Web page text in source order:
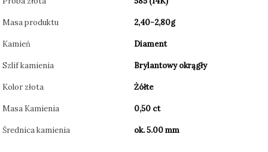
Masa produktu 2,40-2,80g
Kamień Diament
Szlif kamienia Brylantowy okrągły
Kolor złota Żółte
Masa Kamienia 0,50 ct
Średnica kamienia ok. 5.00 mm